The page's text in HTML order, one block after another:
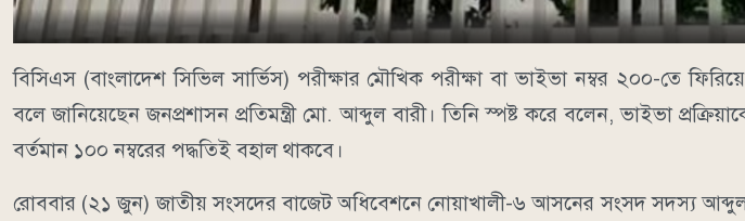
বিসিএস (বাংলাদেশ সিভিল সার্ভিস) পরীক্ষার মৌখিক পরীক্ষা বা ভাইভা নম্বর ২০০-তে
বলে জানিয়েছেন জনপ্রশাসন প্রতিমন্ত্রী মো. আব্দুল বারী। তিনি স্পষ্ট করে বলেন, ভাইভা
বর্তমান ১০০ নম্বরের পদ্ধতিই বহাল থাকবে।
রোববার (২১ জুন) জাতীয় সংসদের বাজেট অধিবেশনে নোয়াখালী-৬ আসনের সংসদ সদস্য আব্দুল